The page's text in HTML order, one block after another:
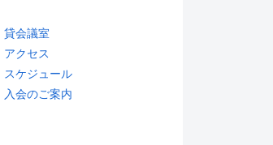
貸会議室
アクセス
スケジュール
入会のご案内